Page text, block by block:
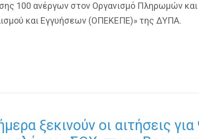
100 ανέργων στον Οργανισμό Πληρωμών
και Εγγυήσεων (ΟΠΕΚΕΠΕ)» της ΔΥΠΑ.
ξεκινούν οι αιτήσεις για